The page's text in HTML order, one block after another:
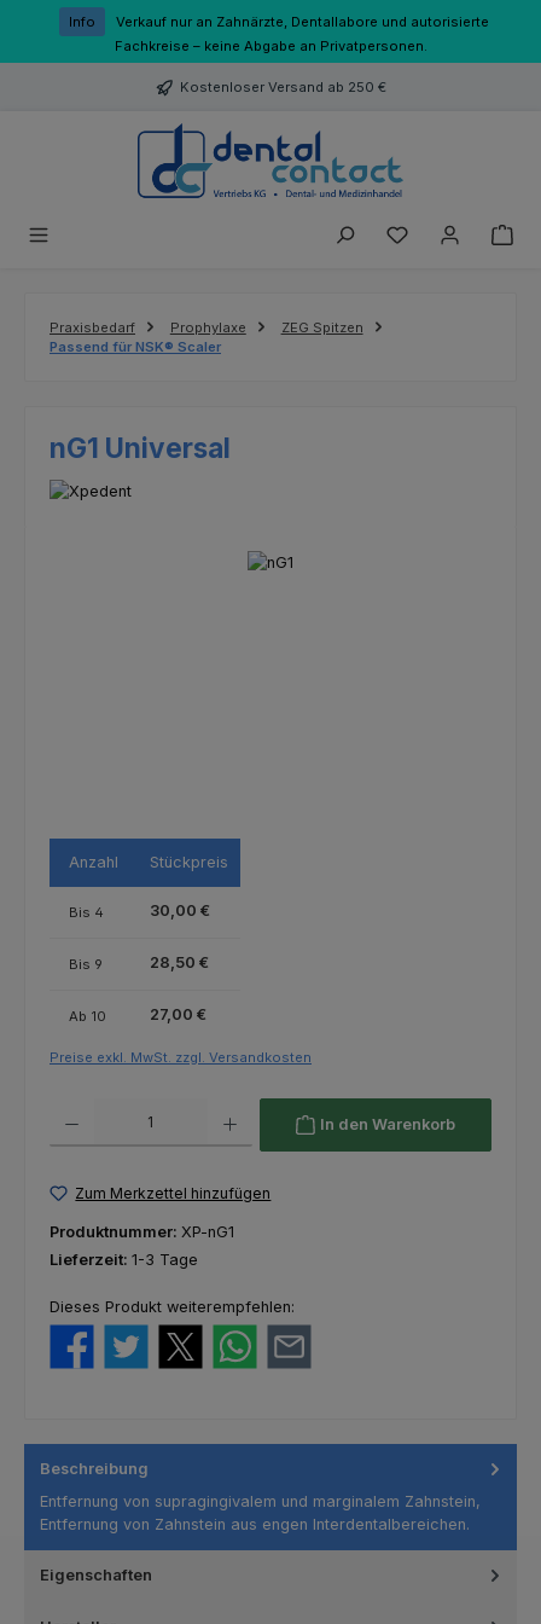
Zum Hauptinhalt springen
Info
Verkauf nur an Zahnärzte, Dentallabore und autorisierte
Fachkreise – keine Abgabe an Privatpersonen.
Kostenloser Versand ab 250 €
Du hast 0
Praxisbedarf Prophylaxe
ZEG Spitzen
Passend für NSK® Scaler
nG1 Universal
Anzahl Stückpreis
Bis 4 30,00 €
Bis 9 28,50 €
Ab 10 27,00 €
Preise exkl. MwSt. zzgl. Versandkosten
In den Warenkorb
Zum Merkzettel hinzufügen
Produktnummer: XP-nG1
Lieferzeit: 1-3 Tage
Dieses Produkt weiterempfehlen:
Beschreibung
Entfernung von supragingivalem und marginalem Zahnstein,
Entfernung von Zahnstein aus engen Interdentalbereichen.
Eigenschaften